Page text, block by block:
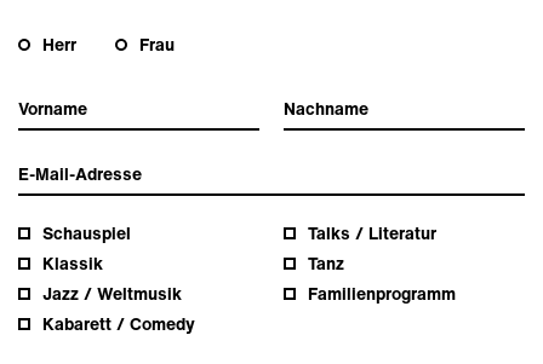
Herr Frau
Schauspiel
Klassik
Jazz / Weltmusik
Kabarett / Comedy
Talks / Literatur
Tanz
Familienprogramm